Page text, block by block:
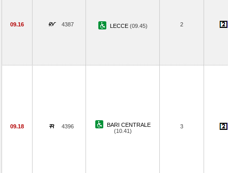
09.16 4387 LECCE (09.45) 2
09.18 4396
BARI CENTRALE
(10.41)
3